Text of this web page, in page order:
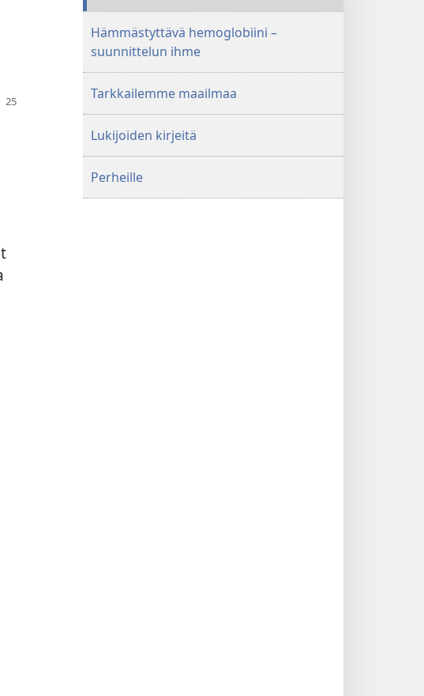
Hämmästyttävä hemoglobiini –
suunnittelun ihme
Tarkkailemme maailmaa
Lukijoiden kirjeitä
Perheille